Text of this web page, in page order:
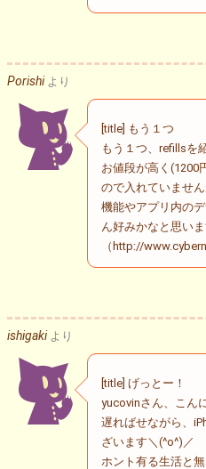
Porishi より
[title] もう１つ
もう１つ、refillsを
お値段が高く(1200
ので入れていません
機能やアプリ内の
ん好みかなと思いま
（http://
ishigaki より
[title] げっとー！
yucovinさん、こん
遅ればせながら、
ざいます＼(^o^)／
ホント有る生活と